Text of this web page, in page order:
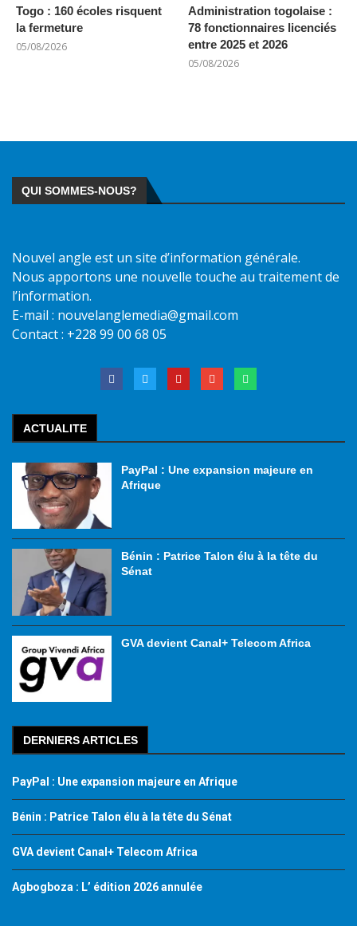
Togo : 160 écoles risquent
la fermeture
05/08/2026
Administration togolaise :
78 fonctionnaires licenciés
entre 2025 et 2026
05/08/2026
QUI SOMMES-NOUS?
Nouvel angle est un site d’information générale.
Nous apportons une nouvelle touche au traitement de
l’information.
E-mail : nouvelanglemedia@gmail.com
Contact : +228 99 00 68 05
ACTUALITE
PayPal : Une expansion majeure en
Afrique
Bénin : Patrice Talon élu à la tête du
Sénat
GVA devient Canal+ Telecom Africa
DERNIERS ARTICLES
PayPal : Une expansion majeure en Afrique
Bénin : Patrice Talon élu à la tête du Sénat
GVA devient Canal+ Telecom Africa
Agbogboza : L’ édition 2026 annulée